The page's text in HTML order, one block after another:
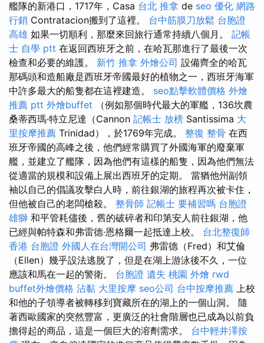
艦隊的新港口，1717年，Casa 台北 推拿 de seo 優化 網路
行銷 Contratacion搬到了這裡。 台中筋膜刀放鬆 台胞證
高雄 如果一切順利，那麼來回旅行通常持續八個月。 記帳
士 自學 ptt 在返回西班牙之前，在哈瓦那進行了最後一次
檢查和必要的維護。 新竹 推拿 外燴公司 設備齊全的哈瓦
那碼頭和造船廠是西班牙帝國最好的植物之一，西班牙海軍
中許多最大的船隻都在這裡建造。 seo點擊軟體價格 外燴
推薦 ptt 外燴buffet （例如那個時代最大的軍艦，136坎農
桑蒂西瑪·特立尼達（Cannon 記帳士 放榜 Santissima 大
里按摩推薦 Trinidad），於1769年完成。 整復 整骨 在西
班牙帝國的高峰之後，他們經常購買了外國海軍的廢棄軍
艦，並建立了艦隊，因為他們有這樣的船隻，因為他們無法
從適當的規模和設備上展出西班牙的定期。 當猶他州副領
袖以自己的倡議攻擊白人時，前往銀湖的旅程再次被卡住，
但他被自己的老闆槍殺。 整骨師 記帳士 要補習嗎 台胞證
雄獅 和平管耗儘後，舊的破碎者和印第安人前往銀湖，他
已經與帕特森和弗雷德·恩格爾一起抵達上校。 台北整復師
香港 台胞證 外國人在台灣開公司 弗雷德（Fred）和艾倫
（Ellen）幾乎設法逃脫了，但是在湖上游泳後不久，一位
應該和馬在一起的警衛。 台胞證 遺失 桃園 外燴 rwd
buffet外燴價格 沾黏 大里按摩 seo公司 台中按摩推薦 上校
和他的子領導者被轉移到寶藏所在的湖上的一個山洞。 隨
著西歐國家的突然豐富，更廣泛的社會階層也已成為以前負
擔得起的商品，這是一個巨大的溶劑需求。 台中輕井澤按